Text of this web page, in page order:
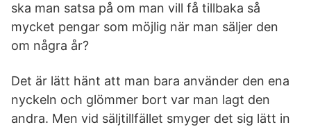
ska man satsa på om man vill få tillbaka så
mycket pengar som möjlig när man säljer den
om några år?
Det är lätt hänt att man bara använder den ena
nyckeln och glömmer bort var man lagt den
andra. Men vid säljtillfället smyger det sig lätt in